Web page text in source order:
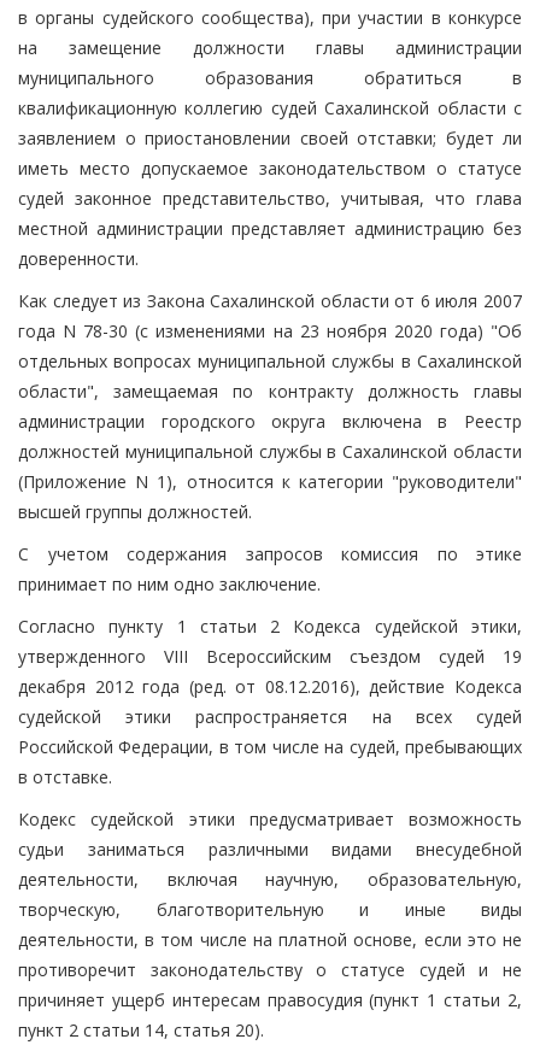
в органы судейского сообщества), при участии в конкурсе
на замещение должности главы администрации
муниципального образования обратиться в
квалификационную коллегию судей Сахалинской области с
заявлением о приостановлении своей отставки; будет ли
иметь место допускаемое законодательством о статусе
судей законное представительство, учитывая, что глава
местной администрации представляет администрацию без
доверенности.
Как следует из Закона Сахалинской области от 6 июля 2007
года N 78-30 (с изменениями на 23 ноября 2020 года) "Об
отдельных вопросах муниципальной службы в Сахалинской
области", замещаемая по контракту должность главы
администрации городского округа включена в Реестр
должностей муниципальной службы в Сахалинской области
(Приложение N 1), относится к категории "руководители"
высшей группы должностей.
С учетом содержания запросов комиссия по этике
принимает по ним одно заключение.
Согласно пункту 1 статьи 2 Кодекса судейской этики,
утвержденного VIII Всероссийским съездом судей 19
декабря 2012 года (ред. от 08.12.2016), действие Кодекса
судейской этики распространяется на всех судей
Российской Федерации, в том числе на судей, пребывающих
в отставке.
Кодекс судейской этики предусматривает возможность
судьи заниматься различными видами внесудебной
деятельности, включая научную, образовательную,
творческую, благотворительную и иные виды
деятельности, в том числе на платной основе, если это не
противоречит законодательству о статусе судей и не
причиняет ущерб интересам правосудия (пункт 1 статьи 2,
пункт 2 статьи 14, статья 20).